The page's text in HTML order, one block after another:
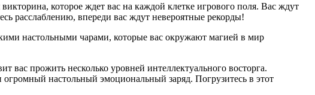
которое ждет вас на каждой клетке игрового поля. Вас ждут
расслаблению, впереди вас ждут невероятные рекорды!
настольными чарами, которые вас окружают магией в мир
вас прожить несколько уровней интеллектуального восторга.
настольный эмоциональный заряд. Погрузитесь в этот